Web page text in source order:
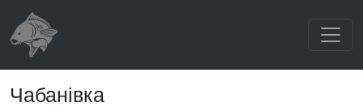
Чабанівка